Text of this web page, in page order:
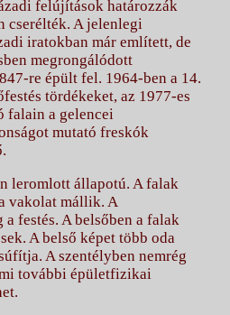
felújítások határozzák
cserélték. A jelenlegi
iratokban már említett, de
megrongálódott
re épült fel. 1964-ben a 14.
tördékeket, az 1977-es
falain a gelencei
mutató freskók
leromlott állapotú. A falak
vakolat mállik. A
festés. A belsőben a falak
A belső képet több oda
A szentélyben nemrég
további épületfizikai